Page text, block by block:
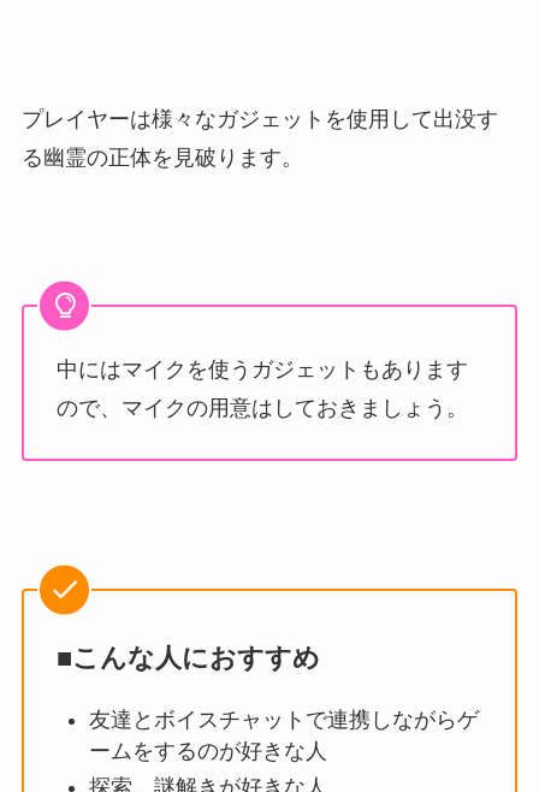
プレイヤーは様々なガジェットを使用して出没す
る幽霊の正体を見破ります。
中にはマイクを使うガジェットもあります
ので、マイクの用意はしておきましょう。
■こんな人におすすめ
友達とボイスチャットで連携しながらゲ
ームをするのが好きな人